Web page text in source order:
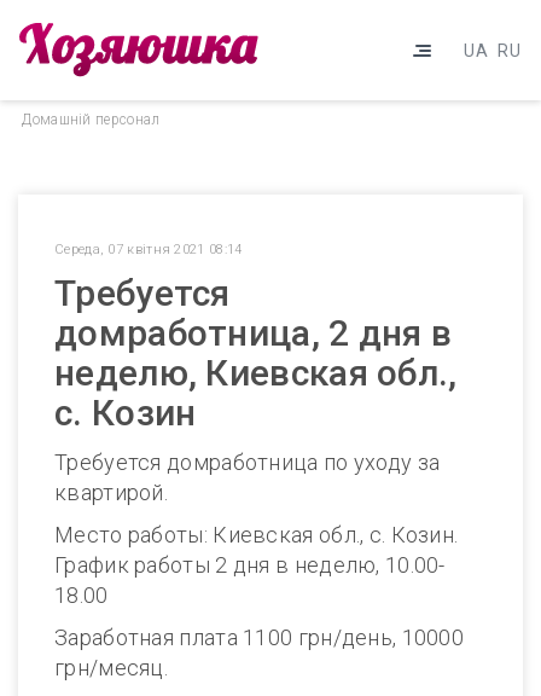
UA RU
Домашнiй персонал
Середа, 07 квітня 2021 08:14
Требуется
домработница, 2 дня в
неделю, Киевская обл.,
с. Козин
Требуется домработница по уходу за
квартирой.
Место работы: Киевская обл., с. Козин.
График работы 2 дня в неделю, 10.00-
18.00
Заработная плата 1100 грн/день, 10000
грн/месяц.